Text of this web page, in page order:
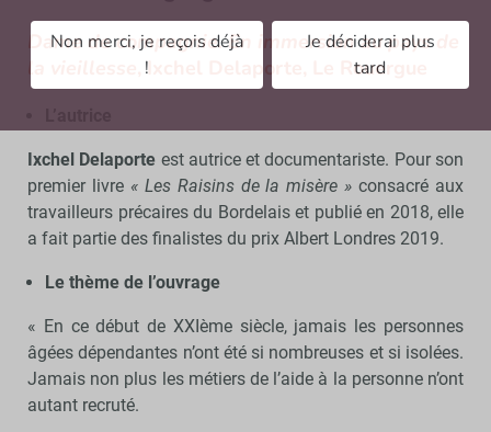
Dame de compagnie. En immersion au pays de
, Ixchel Delaporte, Le Rouergue
Ixchel Delaporte est autrice et documentariste. Pour son
premier livre « Les Raisins de la misère »consacré aux
travailleurs précaires du Bordelais et publié en 2018, elle
a fait partie des finalistes du prix Albert Londres 2019.
Le thème de l’ouvrage
« En ce début de XXIème siècle, jamais les personnes
âgées dépendantes n’ont été si nombreuses et si isolées.
Jamais non plus les métiers de l’aide à la personne n’ont
autant recruté.
Non merci, je reçois déjà
!
Je déciderai plus
tard